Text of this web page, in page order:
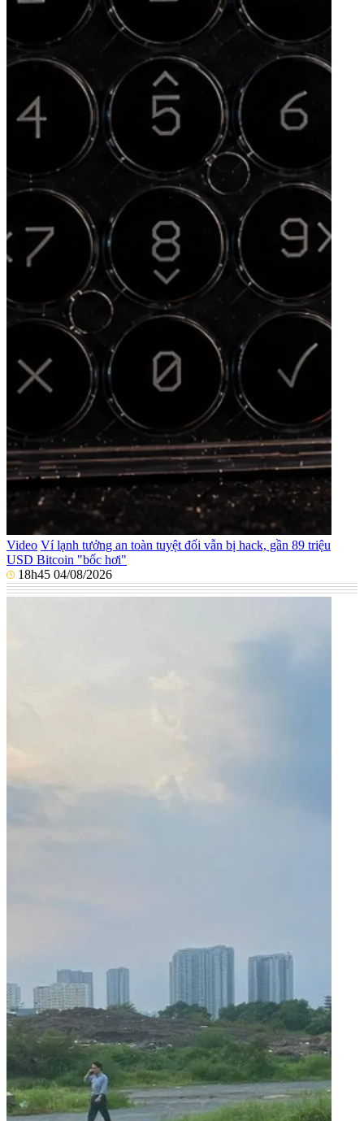
Video Ví lạnh tưởng an toàn tuyệt đối vẫn bị hack, gần 89 triệu
USD Bitcoin "bốc hơi"
18h45 04/08/2026